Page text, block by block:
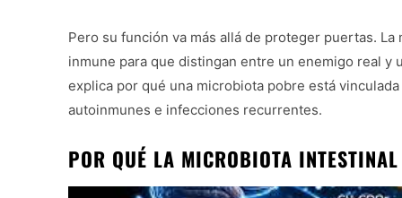
Pero su función va más allá de proteger puertas.
inmune para que distingan entre un enemigo real y
explica por qué una microbiota pobre está
autoinmunes e infecciones recurrentes.
POR QUÉ LA MICROBIOTA